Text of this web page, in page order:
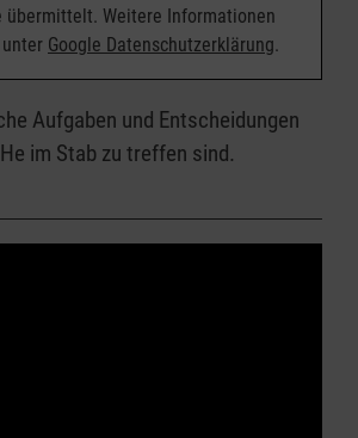
übermittelt. Weitere Informationen
Google Datenschutzerklärung.
Aufgaben und Entscheidungen
im Stab zu treffen sind.